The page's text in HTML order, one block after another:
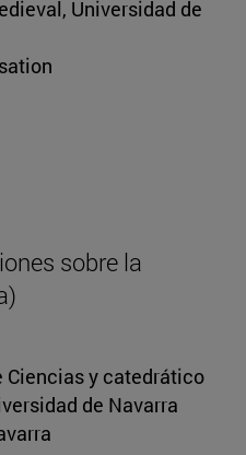
Universidad de
sobre la
Ciencias y catedrático
de Navarra